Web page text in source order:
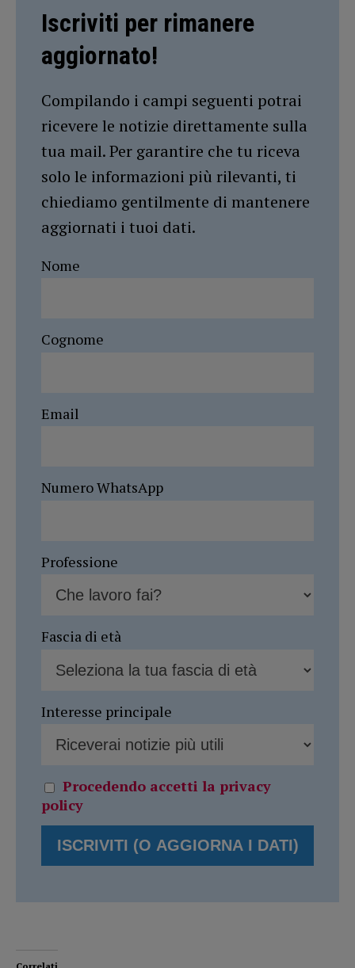
Iscriviti per rimanere
aggiornato!
Compilando i campi seguenti potrai
ricevere le notizie direttamente sulla
tua mail. Per garantire che tu riceva
solo le informazioni più rilevanti, ti
chiediamo gentilmente di mantenere
aggiornati i tuoi dati.
Nome
Cognome
Email
Numero WhatsApp
Professione
Fascia di età
Interesse principale
Procedendo accetti la privacy
policy